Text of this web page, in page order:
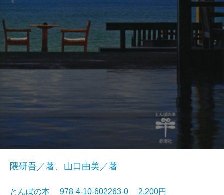
隈研吾／著、山口由美／著
とんぼの本 978-4-10-602263-0 2,200円